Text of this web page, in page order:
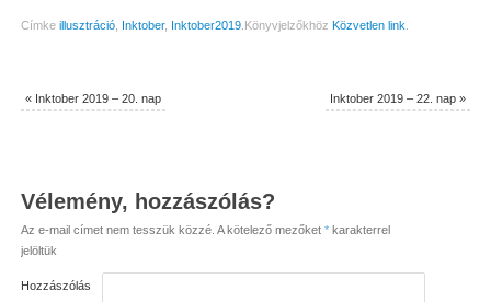
Címke illusztráció, Inktober, Inktober2019. Könyvjelzőkhöz Közvetlen link
«Inktober 2019 – 20. nap Inktober 2019 – 22. nap»
Vélemény, hozzászólás?
Az e-mail címet nem tesszük közzé. A kötelező mezőket *karakterrel
jelöltük
Hozzászólás